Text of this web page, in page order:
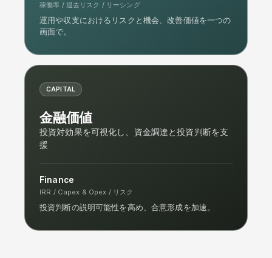
稼働率 / 退去リスク / リーシング
運用や収支におけるリスクと機会、改善価値を一つの
画面で。
CAPITAL
金融価値
投資対効果を可視化し、資金調達と投資判断を支
援
Finance
IRR / Capex & Opex / リスク
投資判断の説明可能性を高め、合意形成を加速。